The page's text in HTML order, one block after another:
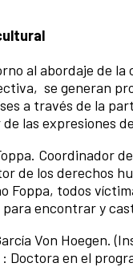
al abordaje de
se generan
a través de la
las expresiones
Coordinador
de los derechos
Foppa, todos
encontrar y
Von Hoegen.
Doctora en el